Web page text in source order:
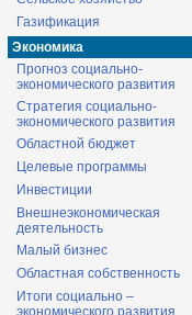
Газификация
Экономика
Прогноз социально-
экономического развития
Стратегия социально-
экономического развития
Областной бюджет
Целевые программы
Инвестиции
Внешнеэкономическая
деятельность
Малый бизнес
Областная собственность
Итоги социально –
экономического развития